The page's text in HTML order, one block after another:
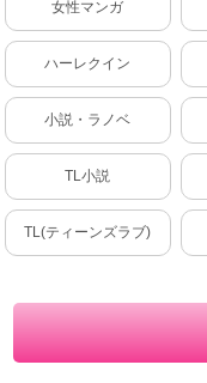
女性マンガ
ハーレクイン
小説・ラノベ
TL小説
TL(ティーンズラブ)